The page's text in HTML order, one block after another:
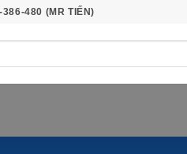
480 (MR TIẾN)